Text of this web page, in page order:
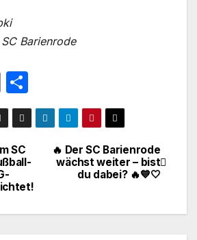
Barienrode
E
m
ail
ei
le
🔥 Der SC Barienrode
wächst weiter – bist
du dabei? 🔥💙🤍
SC